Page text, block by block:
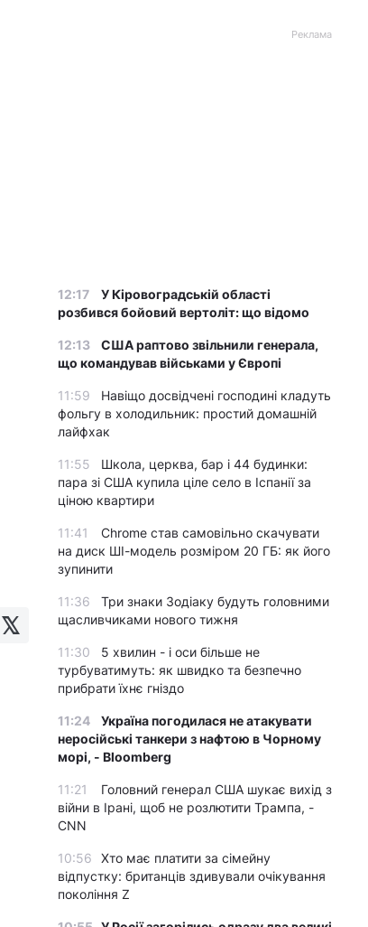
Реклама
12:17
У Кіровоградській області
розбився бойовий вертоліт: що відомо
12:13
США раптово звільнили генерала,
що командував військами у Європі
11:59
Навіщо досвідчені господині кладуть
фольгу в холодильник: простий домашній
лайфхак
11:55
Школа, церква, бар і 44 будинки:
пара зі США купила ціле село в Іспанії за
ціною квартири
11:41
Chrome став самовільно скачувати
на диск ШІ-модель розміром 20 ГБ: як його
зупинити
11:36
Три знаки Зодіаку будуть головними
щасливчиками нового тижня
11:30
5 хвилин - і оси більше не
турбуватимуть: як швидко та безпечно
прибрати їхнє гніздо
11:24
Україна погодилася не атакувати
неросійські танкери з нафтою в Чорному
морі, - Bloomberg
11:21
Головний генерал США шукає вихід з
війни в Ірані, щоб не розлютити Трампа, -
CNN
10:56
Хто має платити за сімейну
відпустку: британців здивували очікування
покоління Z